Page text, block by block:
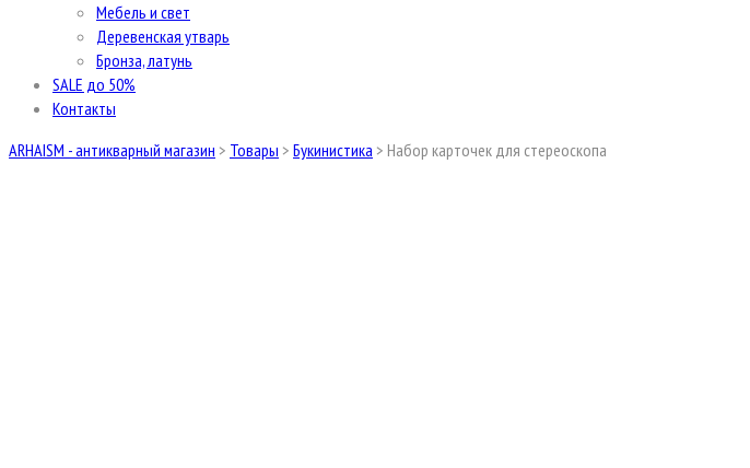
Мебель и свет
Деревенская утварь
Бронза, латунь
SALE до 50%
Контакты
ARHAISM - антикварный магазин > Товары > Букинистика > Набор карточек для стереоскопа